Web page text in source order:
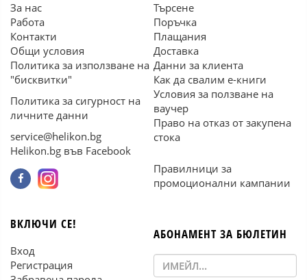
За нас
Работа
Контакти
Общи условия
Политика за използване на
"бисквитки"
Политика за сигурност на
личните данни
service@helikon.bg
Helikon.bg във Facebook
Търсене
Поръчка
Плащания
Доставка
Данни за клиента
Как да свалим е-книги
Условия за ползване на
ваучер
Право на отказ от закупена
стока
Правилници за
промоционални кампании
ВКЛЮЧИ СЕ!
Вход
Регистрация
АБОНАМЕНТ ЗА БЮЛЕТИН